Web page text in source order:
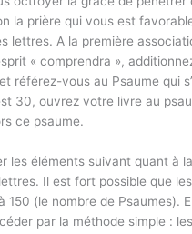
la prière qui vous est
lettres. A la première
« comprendra »,
référez-vous au Psaume qui
30, ouvrez votre livre au
ce psaume.
les éléments suivant quant à
Il est fort possible que
150 (le nombre de Psaumes).
par la méthode simple :